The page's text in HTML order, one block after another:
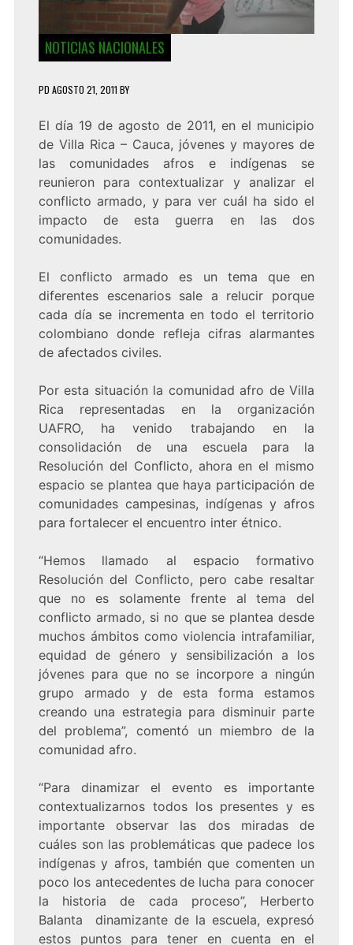
NOTICIAS NACIONALES
PD AGOSTO 21, 2011 BY
El día 19 de agosto de 2011, en el municipio
de Villa Rica – Cauca, jóvenes y mayores de
las comunidades afros e indígenas se
reunieron para contextualizar y analizar el
conflicto armado, y para ver cuál ha sido el
impacto de esta guerra en las dos
comunidades.
El conflicto armado es un tema que en
diferentes escenarios sale a relucir porque
cada día se incrementa en todo el territorio
colombiano donde refleja cifras alarmantes
de afectados civiles.
Por esta situación la comunidad afro de Villa
Rica representadas en la organización
UAFRO, ha venido trabajando en la
consolidación de una escuela para la
Resolución del Conflicto, ahora en el mismo
espacio se plantea que haya participación de
comunidades campesinas, indígenas y afros
para fortalecer el encuentro inter étnico.
“Hemos llamado al espacio formativo
Resolución del Conflicto, pero cabe resaltar
que no es solamente frente al tema del
conflicto armado, si no que se plantea desde
muchos ámbitos como violencia intrafamiliar,
equidad de género y sensibilización a los
jóvenes para que no se incorpore a ningún
grupo armado y de esta forma estamos
creando una estrategia para disminuir parte
del problema”, comentó un miembro de la
comunidad afro.
“Para dinamizar el evento es importante
contextualizarnos todos los presentes y es
importante observar las dos miradas de
cuáles son las problemáticas que padece los
indígenas y afros, también que comenten un
poco los antecedentes de lucha para conocer
la historia de cada proceso”, Herberto
Balanta dinamizante de la escuela, expresó
estos puntos para tener en cuenta en el